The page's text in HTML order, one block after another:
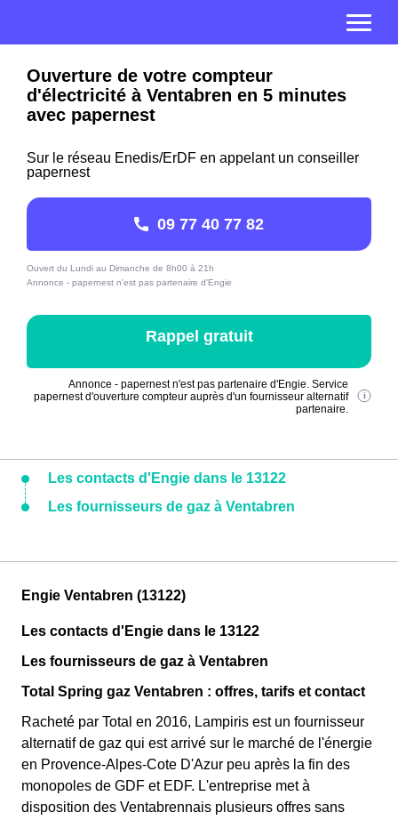
Ouverture de votre compteur
d'électricité à Ventabren en 5 minutes
avec papernest
Sur le réseau Enedis/ErDF en appelant un conseiller
papernest
09 77 40 77 82
Ouvert du Lundi au Dimanche de 8h00 à 21h
Annonce - papernest n'est pas partenaire d'Engie
Rappel gratuit
Annonce - papernest n'est pas partenaire d'Engie. Service
papernest d'ouverture compteur auprès d'un fournisseur alternatif
partenaire.
Les contacts d'Engie dans le 13122
Les fournisseurs de gaz à Ventabren
Engie Ventabren (13122)
Les contacts d'Engie dans le 13122
Les fournisseurs de gaz à Ventabren
Total Spring gaz Ventabren : offres, tarifs et contact
Racheté par Total en 2016, Lampiris est un fournisseur
alternatif de gaz qui est arrivé sur le marché de l'énergie
en Provence-Alpes-Cote D'Azur peu après la fin des
monopoles de GDF et EDF. L'entreprise met à
disposition des Ventabrennais plusieurs offres sans